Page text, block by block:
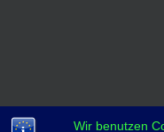
Wir benutzen